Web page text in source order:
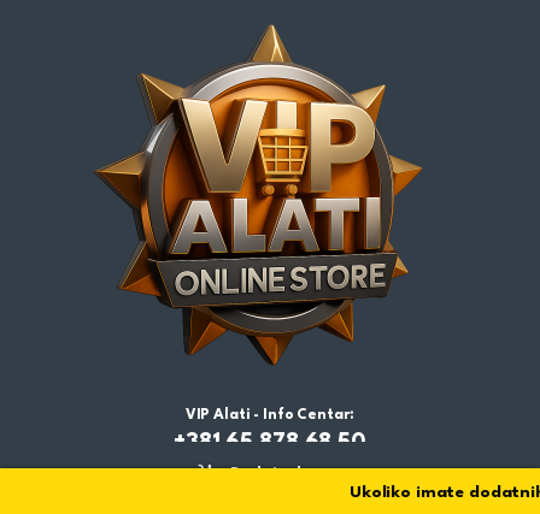
Dodaj u korpu
VIP Alati - Info Centar:
+381 65 878 68 50
Ukoliko imate